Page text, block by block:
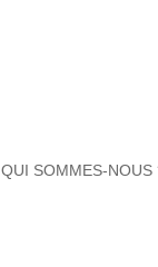
QUI SOMMES-NOUS